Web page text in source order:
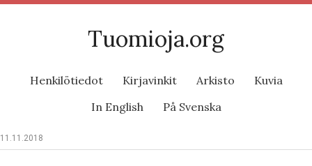
Tuomioja.org
Henkilötiedot Kirjavinkit Arkisto
Kuvia
In English
På Svenska
11.11.2018